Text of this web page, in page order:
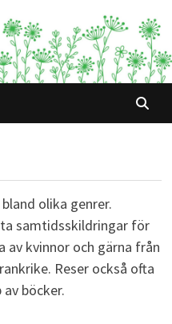
olika genrer.
samtidsskildringar för
av kvinnor och gärna från
Reser också ofta
böcker.